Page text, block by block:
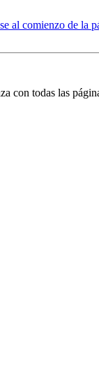
al comienzo de la
con todas las